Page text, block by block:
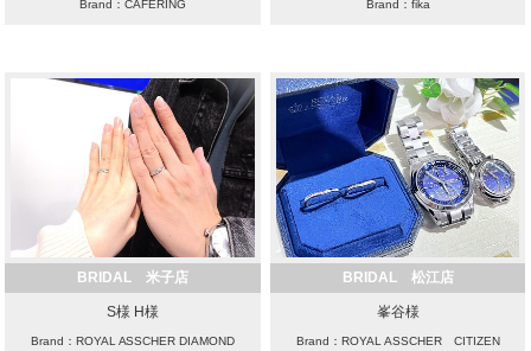
Brand：CAFERING Brand：fika
BRIDAL 米子店
S様 H様
Brand：ROYAL ASSCHER DIAMOND
BRIDAL 松江店
峯谷様
Brand：ROYAL ASSCHER CITIZEN